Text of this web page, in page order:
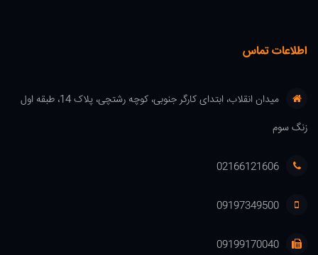
اطلاعات تماس
میدان انقلاب، ابتدای کارگر جنوبی، کوچه رشتچی، پلاک 14، طبقه اول
زنگ سوم
02166121606
09197349500
09199170040